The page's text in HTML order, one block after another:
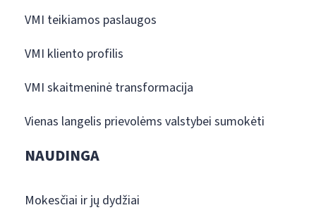
VMI teikiamos paslaugos
VMI kliento profilis
VMI skaitmeninė transformacija
Vienas langelis prievolėms valstybei sumokėti
NAUDINGA
Mokesčiai ir jų dydžiai